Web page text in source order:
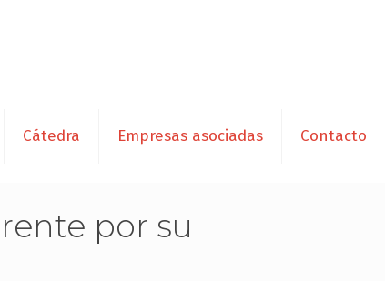
Cátedra Empresas asociadas Contacto
por su